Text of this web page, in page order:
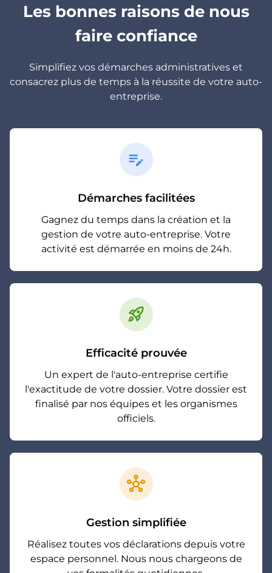
Les bonnes raisons de nous
faire confiance
Simplifiez vos démarches administratives et
consacrez plus de temps à la réussite de votre auto-
entreprise.
edit_note
Démarches facilitées
Gagnez du temps dans la création et la
gestion de votre auto-entreprise. Votre
activité est démarrée en moins de 24h.
rocket_launch
Efficacité prouvée
Un expert de l'auto-entreprise certifie
l'exactitude de votre dossier. Votre dossier est
finalisé par nos équipes et les organismes
officiels.
hub
Gestion simplifiée
Réalisez toutes vos déclarations depuis votre
espace personnel. Nous nous chargeons de